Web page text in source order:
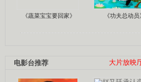
《蔬菜宝宝要回家》 《功夫总动员
大片放映
电影台推荐